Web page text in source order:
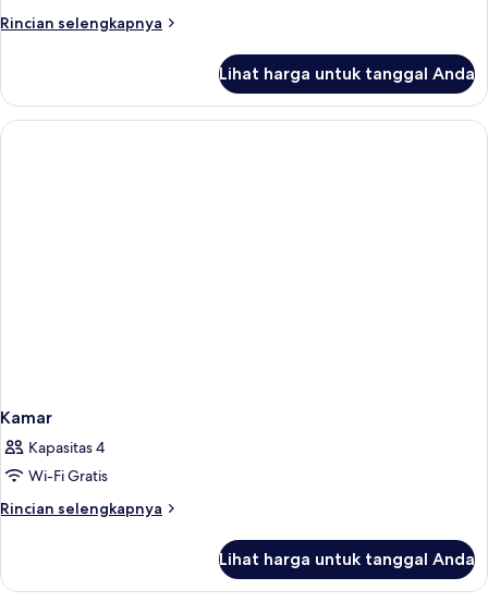
Tempat
Bebas
Asap
Rincian selengkapnya
Rincian
Suite,
Tempat
Lihat harga untuk tanggal Anda
Kamar
Kapasitas 4
Wi-Fi Gratis
Rincian selengkapnya
Rincian
Kamar
Lihat harga untuk tanggal Anda